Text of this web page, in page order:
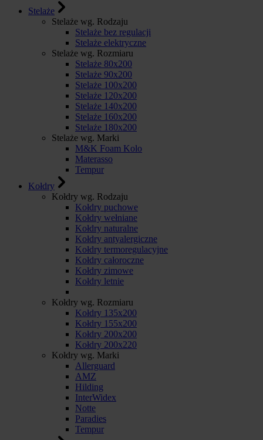
Stelaże
Stelaże wg. Rodzaju
Stelaże bez regulacji
Stelaże elektryczne
Stelaże wg. Rozmiaru
Stelaże 80x200
Stelaże 90x200
Stelaże 100x200
Stelaże 120x200
Stelaże 140x200
Stelaże 160x200
Stelaże 180x200
Stelaże wg. Marki
M&K Foam Kolo
Materasso
Tempur
Kołdry
Kołdry wg. Rodzaju
Kołdry puchowe
Kołdry wełniane
Kołdry naturalne
Kołdry antyalergiczne
Kołdry termoregulacyjne
Kołdry całoroczne
Kołdry zimowe
Kołdry letnie
Kołdry wg. Rozmiaru
Kołdry 135x200
Kołdry 155x200
Kołdry 200x200
Kołdry 200x220
Kołdry wg. Marki
Allerguard
AMZ
Hilding
InterWidex
Notte
Paradies
Tempur